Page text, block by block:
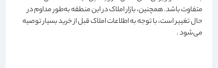
متفاوت باشد. همچنین، بازار املاک در این منطقه به‌طور مداوم در
حال تغییر است، با توجه به اطلاعات املاک قبل از خرید بسیار توصیه
می‌شود.